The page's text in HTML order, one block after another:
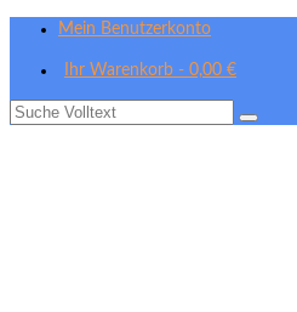
Mein Benutzerkonto
Ihr Warenkorb - 0,00 €
Suche